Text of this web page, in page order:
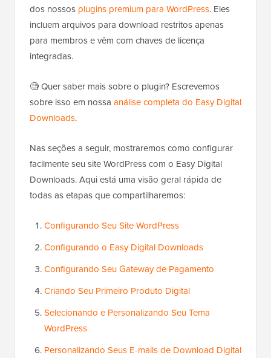
dos nossos plugins premium para WordPress. Eles
incluem arquivos para download restritos apenas
para membros e vêm com chaves de licença
integradas.
🧐 Quer saber mais sobre o plugin? Escrevemos
sobre isso em nossa análise completa do Easy Digital
Downloads.
Nas seções a seguir, mostraremos como configurar
facilmente seu site WordPress com o Easy Digital
Downloads. Aqui está uma visão geral rápida de
todas as etapas que compartilharemos:
Configurando Seu Site WordPress
Configurando o Easy Digital Downloads
Configurando Seu Gateway de Pagamento
Criando Seu Primeiro Produto Digital
Selecionando e Personalizando Seu Tema
WordPress
Personalizando Seus E-mails de Download Digital